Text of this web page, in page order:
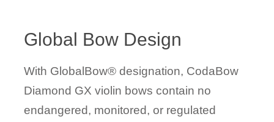
Global Bow Design
With GlobalBow® designation, CodaBow
Diamond GX violin bows contain no
endangered, monitored, or regulated